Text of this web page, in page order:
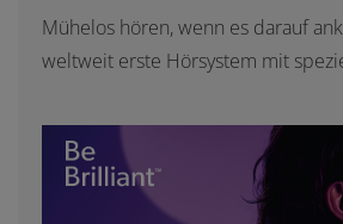
Mühelos hören, wenn es darauf
weltweit erste Hörsystem mit
SIGNIA ACTIVE IX